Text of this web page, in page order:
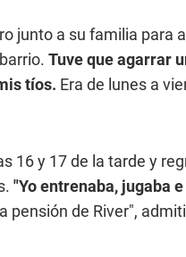
junto a su familia para
Tuve que agarrar
tíos. Era de lunes a
16 y 17 de la tarde y
"Yo entrenaba, jugaba
pensión de River",